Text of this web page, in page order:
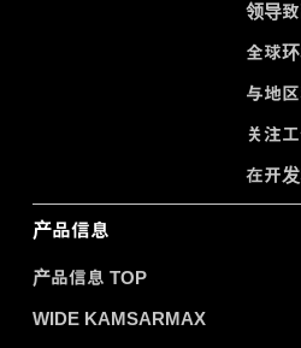
领导
全球
与地
关注
在开
产品信息
产品信息 TOP
WIDE KAMSARMAX